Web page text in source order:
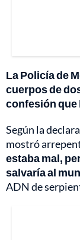
La Policía de
cuerpos de
confesión que
Según la
mostró
estaba mal,
salvaría al
ADN de